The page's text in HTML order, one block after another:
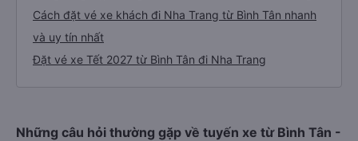
Cách đặt vé xe khách đi Nha Trang từ Bình Tân nhanh
và uy tín nhất
Đặt vé xe Tết 2027 từ Bình Tân đi Nha Trang
Những câu hỏi thường gặp về tuyến xe từ Bình Tân -